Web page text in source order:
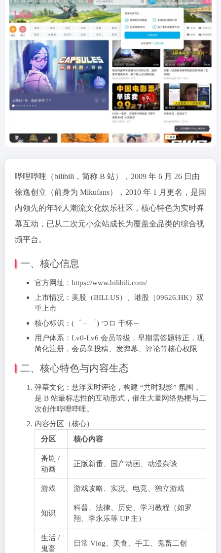
哔哩哔哩（bilibili，简称 B 站），2009 年 6 月 26 日由
徐逸创立（前身为 Mikufans），2010 年 1 月更名，是国
内领先的年轻人潮流文化娱乐社区，核心特色为实时弹
幕互动，已从二次元小众站成长为覆盖全品类的综合视
频平台。
一、核心信息
官方网址：https://www.bilibili.com/
上市情况：美股（BILI.US）、港股（09626.HK）双
重上市
核心标识：(゜ – ゜) つロ 干杯～
用户体系：Lv0-Lv6 会员等级，早期需答题转正，现
简化注册，会员享投稿、发弹幕、评论等核心权限
二、核心特色与内容生态
弹幕文化：悬浮实时评论，构建 “共时观影” 氛围，
是 B 站最标志性的互动形式，催生大量网络热梗与二
次创作哔哩哔哩。
内容分区（核心）
分区
核心内容
番剧 /
动画
正版新番、国产动画、动漫杂谈
游戏 游戏攻略、实况、电竞、独立游戏
知识
科普、法律、历史、学习教程（如罗
翔、李永乐等 UP 主）
生活 /
鬼畜
日常 Vlog、美食、手工、鬼畜二创